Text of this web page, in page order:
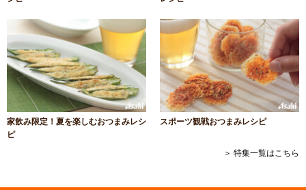
家飲み限定！夏を楽しむおつまみレシ
ピ
スポーツ観戦おつまみレシピ
＞ 特集一覧はこちら